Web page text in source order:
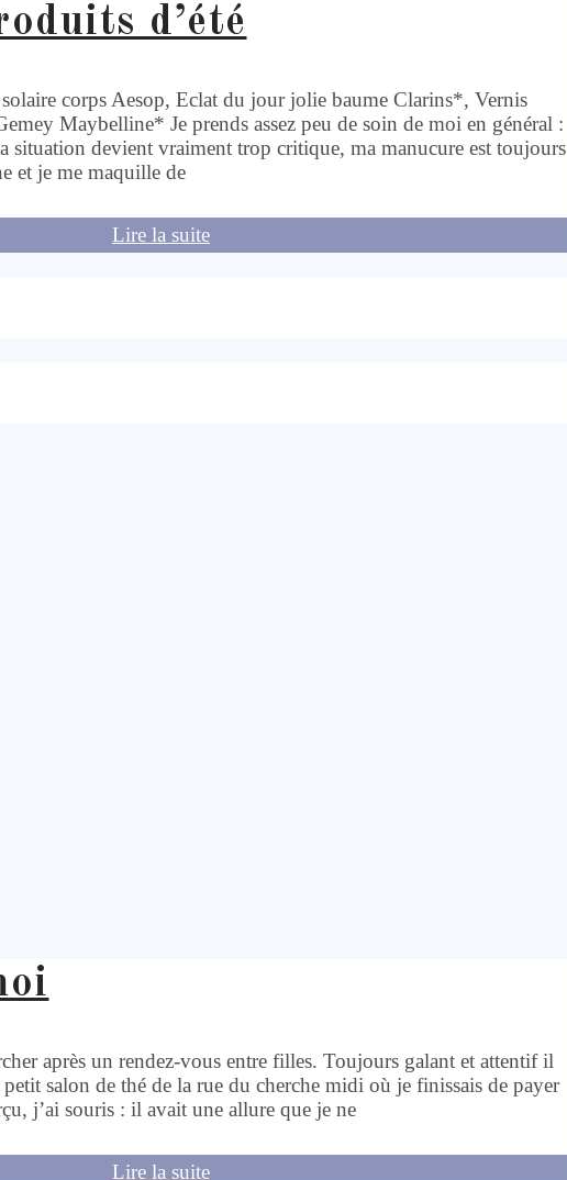
d’été
corps Aesop, Eclat du jour jolie baume Clarins*, Vernis
Maybelline* Je prends assez peu de soin de moi en général :
situation devient vraiment trop critique, ma manucure est toujours
et je me maquille de
Lire la suite
après un rendez-vous entre filles. Toujours galant et attentif il
salon de thé de la rue du cherche midi où je finissais de payer
j’ai souris : il avait une allure que je ne
Lire la suite